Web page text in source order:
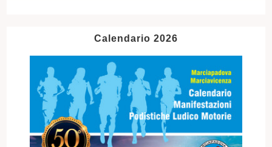
Calendario 2026